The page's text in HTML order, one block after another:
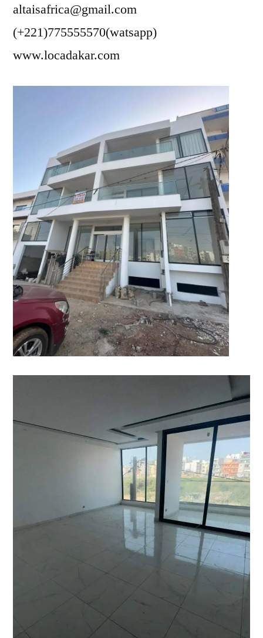
altaisafrica@gmail.com
(+221)775555570(watsapp)
www.locadakar.com